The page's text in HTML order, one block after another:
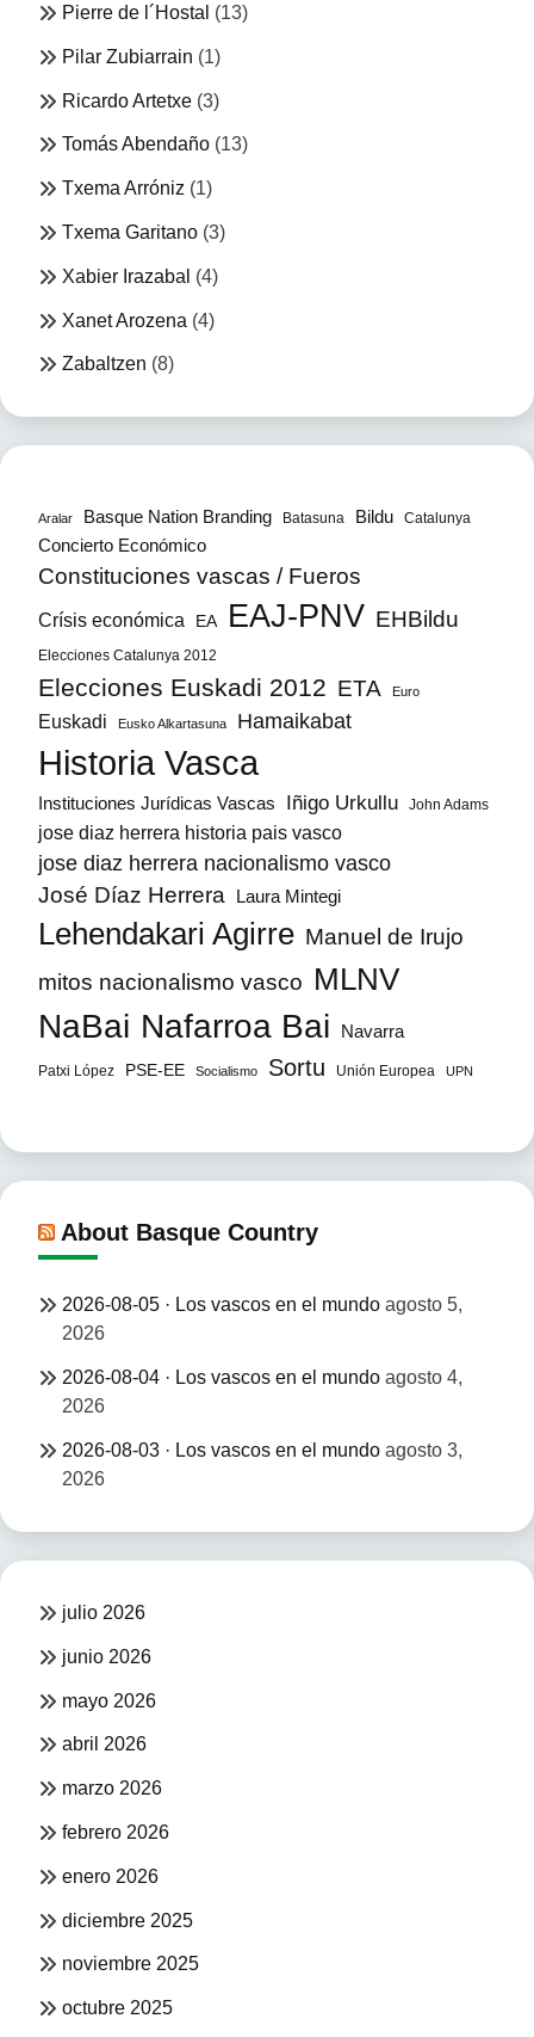
Pierre de l´Hostal (13)
Pilar Zubiarrain (1)
Ricardo Artetxe (3)
Tomás Abendaño (13)
Txema Arróniz (1)
Txema Garitano (3)
Xabier Irazabal (4)
Xanet Arozena (4)
Zabaltzen (8)
Aralar Basque Nation Branding Batasuna Bildu Catalunya
Concierto Económico
Constituciones vascas / Fueros
Crísis económica EA EAJ-PNV EHBildu
Elecciones Catalunya 2012
Elecciones Euskadi 2012 ETA Euro
Euskadi Eusko Alkartasuna Hamaikabat
Historia Vasca
Instituciones Jurídicas Vascas Iñigo Urkullu John Adams
jose diaz herrera historia pais vasco
jose diaz herrera nacionalismo vasco
José Díaz Herrera Laura Mintegi
Lehendakari Agirre Manuel de Irujo
mitos nacionalismo vasco MLNV
NaBai Nafarroa Bai Navarra
Patxi López PSE-EE Socialismo Sortu Unión Europea UPN
About Basque Country
2026-08-05 · Los vascos en el mundo agosto 5,
2026
2026-08-04 · Los vascos en el mundo agosto 4,
2026
2026-08-03 · Los vascos en el mundo agosto 3,
2026
julio 2026
junio 2026
mayo 2026
abril 2026
marzo 2026
febrero 2026
enero 2026
diciembre 2025
noviembre 2025
octubre 2025